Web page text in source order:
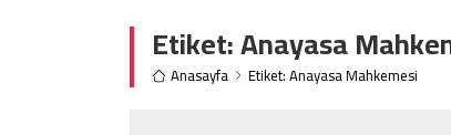
Etiket:Anayasa
Anasayfa Etiket: Anayasa Mahkemesi